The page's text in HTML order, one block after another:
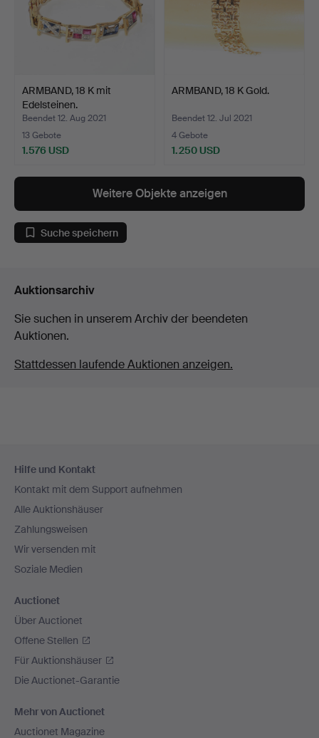
ARMBAND, 18 K mit
Edelsteinen.
Beendet 12. Aug 2021
13 Gebote
1.576 USD
ARMBAND, 18 K Gold.
Beendet 12. Jul 2021
4 Gebote
1.250 USD
Weitere Objekte anzeigen
Suche speichern
Auktionsarchiv
Sie suchen in unserem Archiv der beendeten
Auktionen.
Stattdessen laufende Auktionen anzeigen.
Navigation
Hilfe und Kontakt
Kontakt mit dem Support aufnehmen
Alle Auktionshäuser
Zahlungsweisen
Wir versenden mit
Soziale Medien
Auctionet
Über Auctionet
Offene Stellen
Für Auktionshäuser
Die Auctionet-Garantie
Mehr von Auctionet
Auctionet Magazine